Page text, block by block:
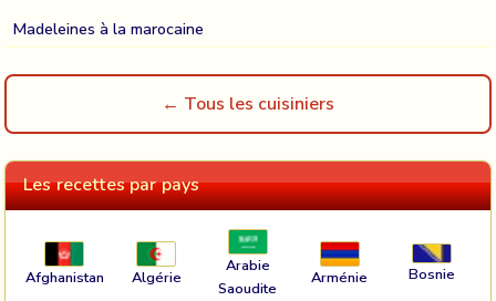
Madeleines à la marocaine
← Tous les cuisiniers
Les recettes par pays
Afghanistan Algérie
Arabie
Saoudite
Arménie Bosnie